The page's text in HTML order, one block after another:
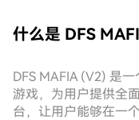
什么是 DFS
DFS MAFIA (V2) 是
游戏，为用户提供全
台，让用户能够在一